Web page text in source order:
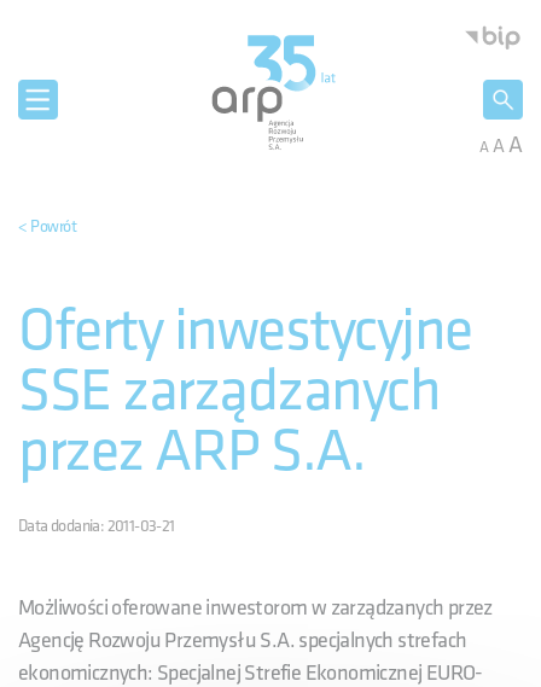
AAA
< Powrót
Oferty inwestycyjne
SSE zarządzanych
przez ARP S.A.
Data dodania: 2011-03-21
Możliwości oferowane inwestorom w zarządzanych przez
Agencję Rozwoju Przemysłu S.A. specjalnych strefach
ekonomicznych: Specjalnej Strefie Ekonomicznej EURO-